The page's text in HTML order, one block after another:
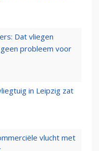
Dat vliegen
probleem voor
in Leipzig zat
vlucht met